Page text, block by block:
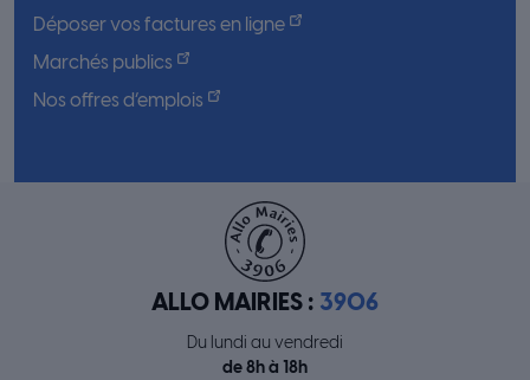
Déposer vos factures en ligne
Marchés publics
Nos offres d’emplois
ALLO MAIRIES : 3906
Du lundi au vendredi
de 8h à 18h